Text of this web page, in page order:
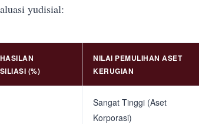
yudisial:
(%)
NILAI PEMULIHAN ASET
KERUGIAN
Sangat Tinggi (Aset
Korporasi)